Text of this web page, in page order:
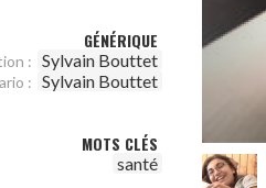
GÉNÉRIQUE
: Sylvain Bouttet
: Sylvain Bouttet
MOTS CLÉS
santé